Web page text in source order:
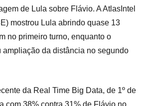
de Lula sobre Flávio. A AtlasIntel
mostrou Lula abrindo quase 13
no primeiro turno, enquanto o
ampliação da distância no segundo
da Real Time Big Data, de 1º de
com 38% contra 31% de Flávio no